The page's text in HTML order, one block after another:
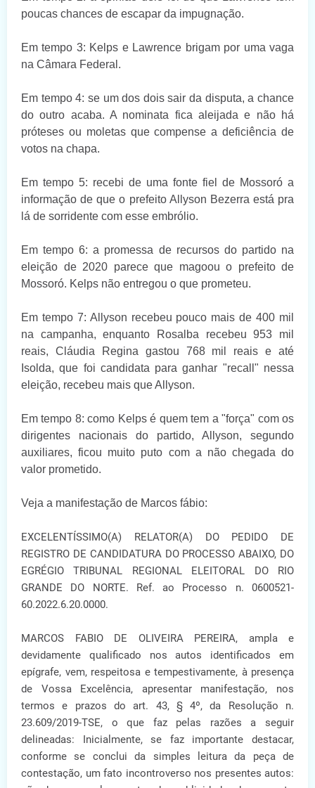
poucas chances de escapar da impugnação.
Em tempo 3: Kelps e Lawrence brigam por uma vaga
na Câmara Federal.
Em tempo 4: se um dos dois sair da disputa, a chance
do outro acaba. A nominata fica aleijada e não há
próteses ou moletas que compense a deficiência de
votos na chapa.
Em tempo 5: recebi de uma fonte fiel de Mossoró a
informação de que o prefeito Allyson Bezerra está pra
lá de sorridente com esse embrólio.
Em tempo 6: a promessa de recursos do partido na
eleição de 2020 parece que magoou o prefeito de
Mossoró. Kelps não entregou o que prometeu.
Em tempo 7: Allyson recebeu pouco mais de 400 mil
na campanha, enquanto Rosalba recebeu 953 mil
reais, Cláudia Regina gastou 768 mil reais e até
Isolda, que foi candidata para ganhar "recall" nessa
eleição, recebeu mais que Allyson.
Em tempo 8: como Kelps é quem tem a "força" com os
dirigentes nacionais do partido, Allyson, segundo
auxiliares, ficou muito puto com a não chegada do
valor prometido.
Veja a manifestação de Marcos fábio:
EXCELENTÍSSIMO(A) RELATOR(A) DO PEDIDO DE
REGISTRO DE CANDIDATURA DO PROCESSO ABAIXO, DO
EGRÉGIO TRIBUNAL REGIONAL ELEITORAL DO RIO
GRANDE DO NORTE. Ref. ao Processo n. 0600521-
60.2022.6.20.0000.
MARCOS FABIO DE OLIVEIRA PEREIRA, ampla e
devidamente qualificado nos autos identificados em
epígrafe, vem, respeitosa e tempestivamente, à presença
de Vossa Excelência, apresentar manifestação, nos
termos e prazos do art. 43, § 4º, da Resolução n.
23.609/2019-TSE, o que faz pelas razões a seguir
delineadas: Inicialmente, se faz importante destacar,
conforme se conclui da simples leitura da peça de
contestação, um fato incontroverso nos presentes autos: